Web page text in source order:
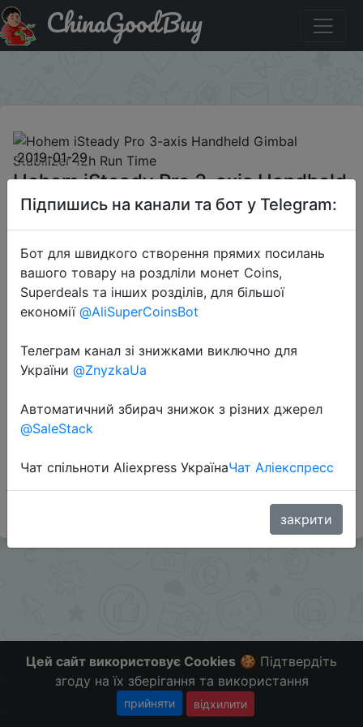
Паридбати з промокодом `RC-20%OFF` Hohem iSteady
Pro 3-axis Handheld Gimbal Stabilizer 12h Run Time
ChinaGoodBuy
2019-01-29
Hohem iSteady Pro 3-axis Handheld
Gimbal Stabilizer 12h Run Time
$61.59
Перейти до магазину
#Gearbest
Больше скидок в телеграммt.me/ChinaGoodBuy
Цей сайт використовує Cookies 🍪 Підтвердіть
згоду на їх зберігання та використання
прийняти відхилити
Підпишись на канали та бот у Telegram:
Бот для швидкого створення прямих посилань
вашого товару на роздліли монет Coins,
Superdeals та інших розділів, для більшої
економії @AliSuperCoinsBot
Телеграм канал зі знижками виключно для
України @ZnyzkaUa
Автоматичний збирач знижок з різних джерел
@SaleStack
Чат спільноти Aliexpress УкраїнаЧат Аліекспресс
закрити